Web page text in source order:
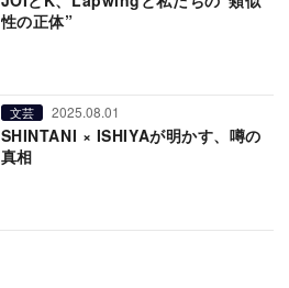
性の正体”
文芸 2025.08.01
SHINTANI × ISHIYAが明かす、噂の
真相